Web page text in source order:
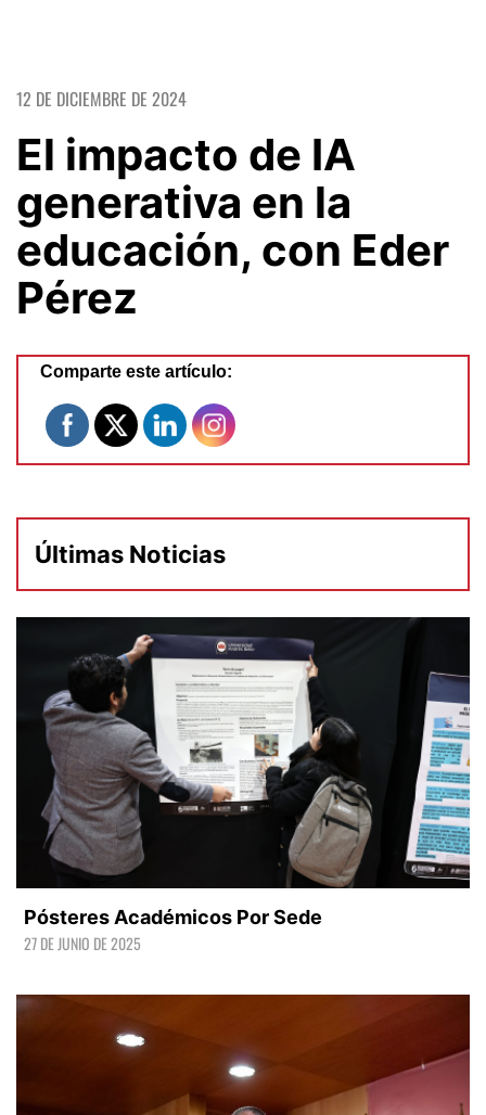
12 DE DICIEMBRE DE 2024
El impacto de IA
generativa en la
educación, con Eder
Pérez
Comparte este artículo:
Últimas Noticias
Pósteres Académicos Por Sede
27 DE JUNIO DE 2025